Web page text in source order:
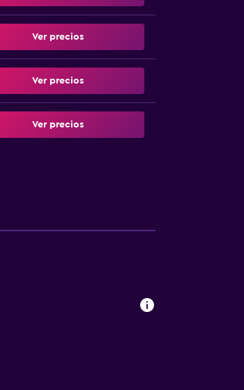
Ver precios
Ver precios
Ver precios